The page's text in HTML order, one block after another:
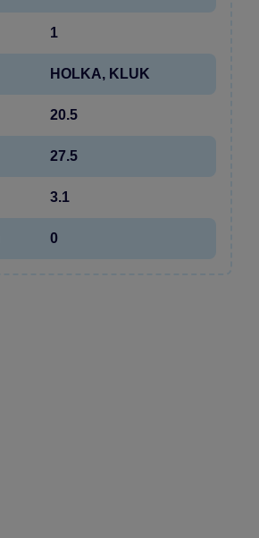
1
HOLKA, KLUK
20.5
27.5
3.1
0